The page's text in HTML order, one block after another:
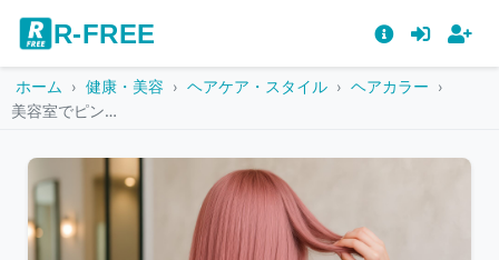
R-FREE
ホーム 健康・美容 ヘアケア・スタイル
ヘアカラー
美容室でピンク髪を手に取るストレートロングの女性